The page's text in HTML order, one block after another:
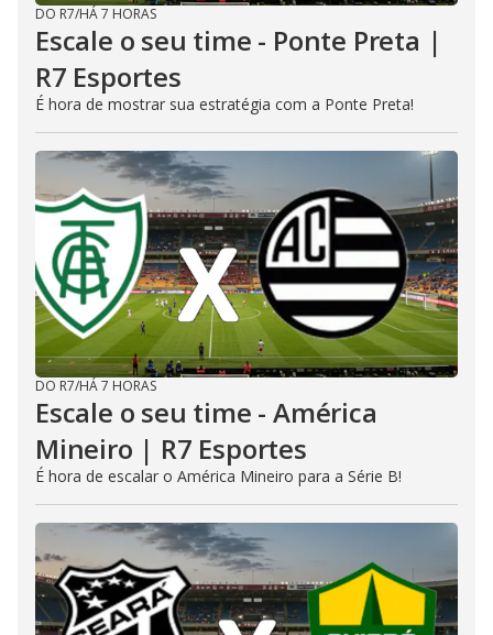
DO R7/HÁ 7 HORAS
Escale o seu time - Ponte Preta |
R7 Esportes
É hora de mostrar sua estratégia com a Ponte Preta!
DO R7/HÁ 7 HORAS
Escale o seu time - América
Mineiro | R7 Esportes
É hora de escalar o América Mineiro para a Série B!